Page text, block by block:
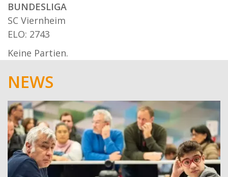
BUNDESLIGA
SC Viernheim
ELO: 2743
Keine Partien.
NEWS